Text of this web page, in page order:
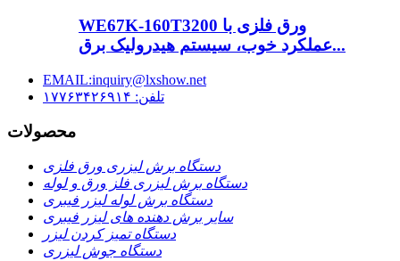
WE67K-160T3200 ورق فلزی با
عملکرد خوب، سیستم هیدرولیک برق...
EMAIL:inquiry@lxshow.net
تلفن: ۱۷۷۶۳۴۲۶۹۱۴
محصولات
دستگاه برش لیزری ورق فلزی
دستگاه برش لیزری فلز ورق و لوله
دستگاه برش لوله لیزر فیبری
سایر برش دهنده های لیزر فیبری
دستگاه تمیز کردن لیزر
دستگاه جوش لیزری